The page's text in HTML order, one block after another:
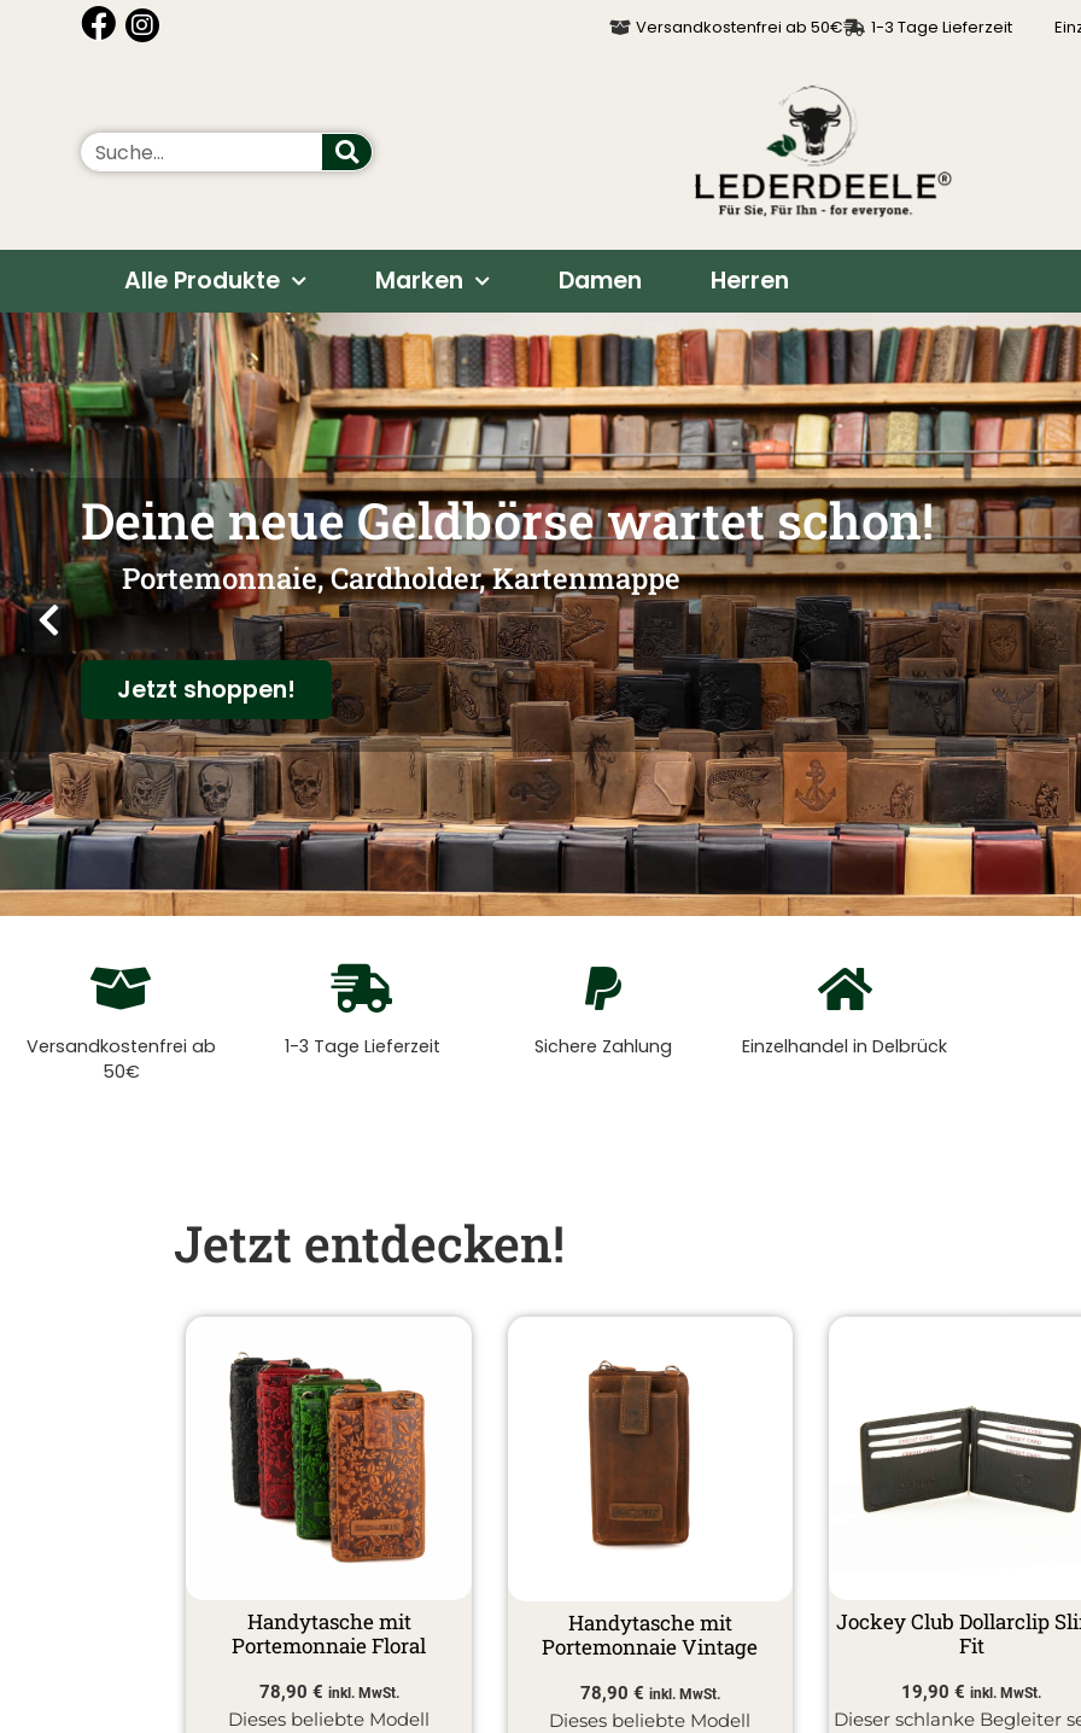
Versandkostenfrei ab 50€ 1-3 Tage Lieferzeit
Alle Produkte Marken Damen Herren
Eine Ledertasche für alle Fälle
Zeitlose Begleiter für Jedermann
Jetzt shoppen!
Versandkostenfrei ab
50€
1-3 Tage Lieferzeit Sichere Zahlung Einzelhandel in Delbrück
Jetzt entdecken!
Handytasche mit
Portemonnaie Floral
78,90€ inkl. MwSt.
Dieses beliebte Modell
Handytasche mit
Portemonnaie Vintage
78,90€ inkl. MwSt.
Dieses beliebte Modell
Jockey Club Dollarclip
Fit
19,90€ inkl. MwSt.
Dieser schlanke Begleiter